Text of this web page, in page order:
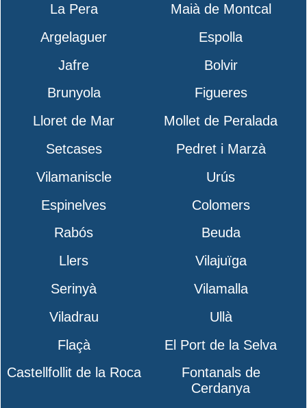
La Pera
Maià de Montcal
Argelaguer
Espolla
Jafre
Bolvir
Brunyola
Figueres
Lloret de Mar
Mollet de Peralada
Setcases
Pedret i Marzà
Vilamaniscle
Urús
Espinelves
Colomers
Rabós
Beuda
Llers
Vilajuïga
Serinyà
Vilamalla
Viladrau
Ullà
Flaçà
El Port de la Selva
Castellfollit de la Roca
Fontanals de
Cerdanya